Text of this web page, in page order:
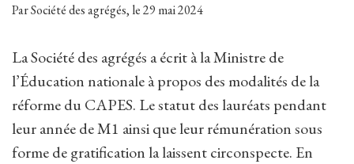
Par Société des agrégés, le 29 mai 2024
La Société des agrégés a écrit à la Ministre de
l’Éducation nationale à propos des modalités de la
réforme du CAPES. Le statut des lauréats pendant
leur année de M1 ainsi que leur rémunération sous
forme de gratification la laissent circonspecte. En